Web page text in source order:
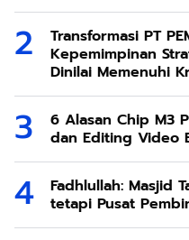
Transformasi PT
Kepemimpinan
Dinilai Memenuhi
6 Alasan Chip M3
dan Editing Video
Fadhlullah: Masjid
tetapi Pusat